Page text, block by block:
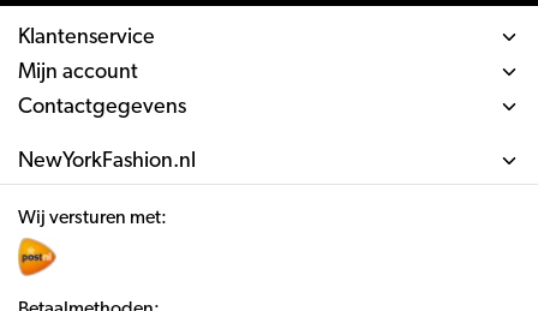
Klantenservice
Mijn account
Contactgegevens
NewYorkFashion.nl
Wij versturen met: